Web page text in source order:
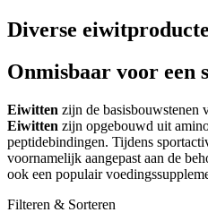
Diverse
Onmisbaar voor een
Eiwitten zijn de basisbouwstenen
Eiwitten zijn opgebouwd uit
peptidebindingen. Tijdens
voornamelijk aangepast aan de
ook een populair
Filteren & Sorteren